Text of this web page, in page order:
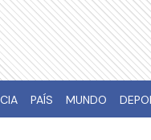
PAÍS MUNDO